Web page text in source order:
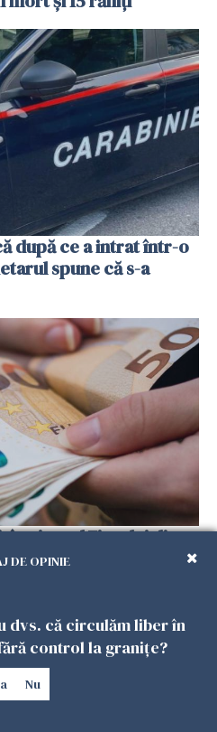
după ce a intrat într-o
spune că s-a
în vizorul Fiscului din
de euro din venituri,
DE OPINIE
dvs. că circulăm liber în
control la granițe?
Nu